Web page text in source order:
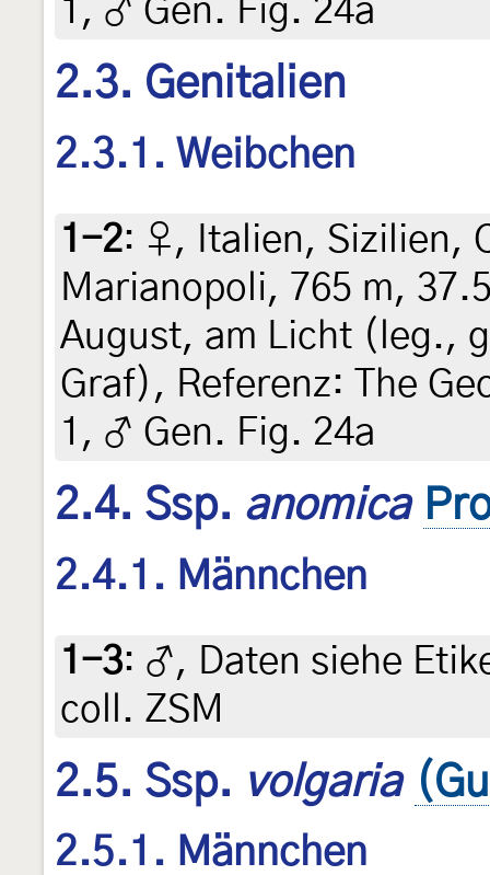
1, ♂ Gen. Fig. 24a
2.3. Genitalien
2.3.1. Weibchen
1-2: ♀, Italien, Sizilien,
Marianopoli, 765 m,
August, am Licht (leg.,
Graf), Referenz: The
1, ♂ Gen. Fig. 24a
2.4. Ssp. anomica
2.4.1. Männchen
1-3: ♂, Daten siehe
coll. ZSM
2.5. Ssp. volgaria
2.5.1. Männchen